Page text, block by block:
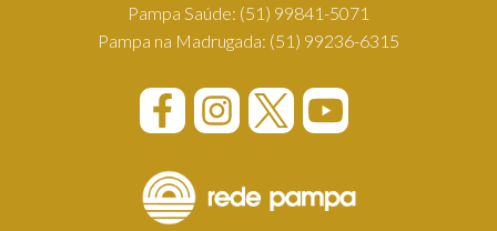
Pampa Saúde: (51) 99841-5071
Pampa na Madrugada: (51) 99236-6315